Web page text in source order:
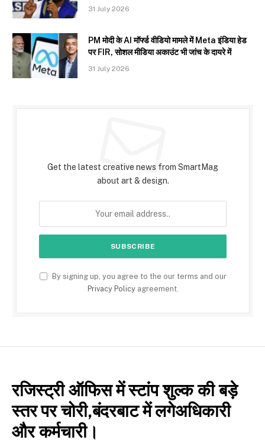
31 July 2026
PM मोदी के AI मॉर्फ्ड वीडियो मामले में Meta इंडिया हेड
पर FIR, सोशल मीडिया अकाउंट भी जांच के दायरे में
31 July 2026
Get the latest creative news from SmartMag
about art & design.
By signing up, you agree to the our terms and our
Privacy Policyagreement.
रजिस्ट्री ऑफिस में स्टांप शुल्क की बड़े
स्तर पर चोरी,बंदरबाट में लगेअधिकारी
और कर्मचारी।